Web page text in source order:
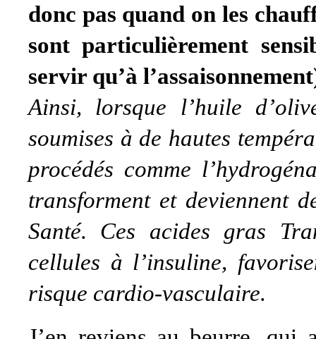
donc pas quand on les
sont particulièrement
servir qu’à
Ainsi, lorsque l’huile
soumises à de hautes
procédés comme
transforment et deviennent
Santé. Ces acides gras
cellules à l’insuline,
risque cardio-vasculaire.